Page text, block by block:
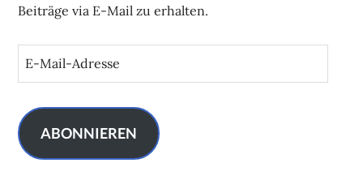
Beiträge via E-Mail zu erhalten.
i
l
ABONNIEREN